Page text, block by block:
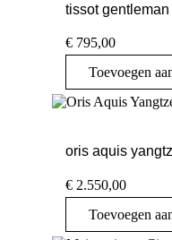
tissot
€ 795,00
Toevoegen
oris aquis
€ 2.550,00
Toevoegen